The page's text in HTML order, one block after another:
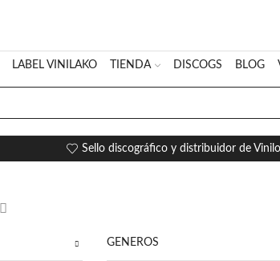
LABEL VINILAKO TIENDA DISCOGS BLOG
Sello discográfico y distribuidor de
GÉNEROS